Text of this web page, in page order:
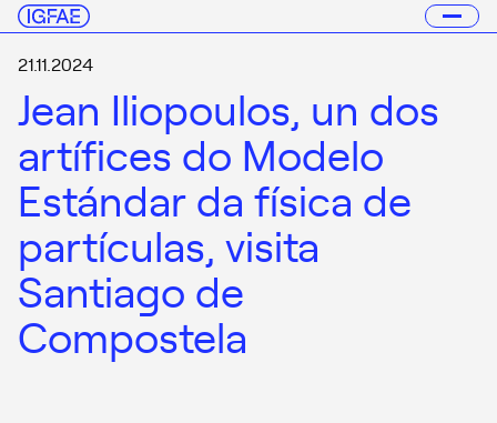
21.11.2024
Jean Iliopoulos, un dos
artífices do Modelo
Estándar da física de
partículas, visita
Santiago de
Compostela